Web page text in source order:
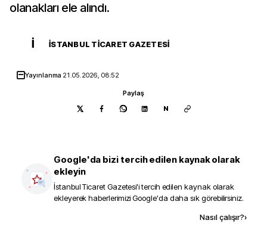
olanakları ele alındı.
İ İSTANBUL TICARET GAZETESI
Yayınlanma 21.05.2026, 08:52
Paylaş
N
Google'da bizi tercih edilen kaynak olarak
ekleyin
İstanbul Ticaret Gazetesi'i tercih edilen kaynak olarak
ekleyerek haberlerimizi Google'da daha sık görebilirsiniz.
Nasıl çalışır?›